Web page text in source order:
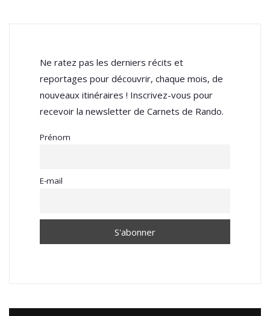
Ne ratez pas les derniers récits et
reportages pour découvrir, chaque mois, de
nouveaux itinéraires ! Inscrivez-vous pour
recevoir la newsletter de Carnets de Rando.
Prénom
E-mail